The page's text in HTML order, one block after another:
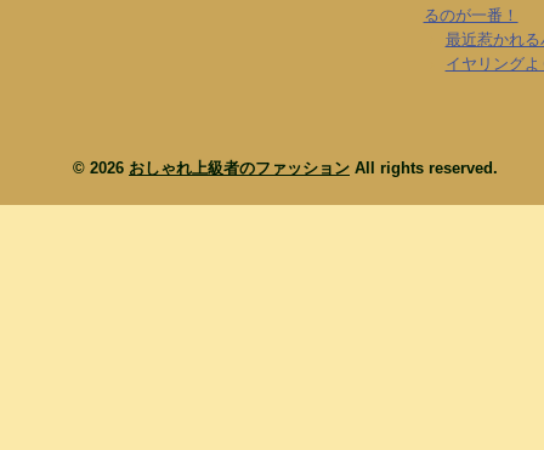
るのが一番！
最近惹かれ
イヤリング
© 2026 おしゃれ上級者のファッション All rights reserved.